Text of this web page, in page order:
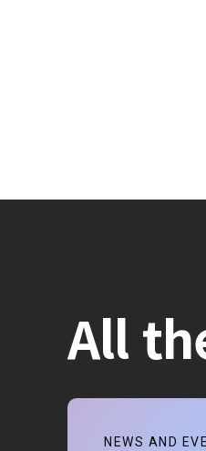
All
NEWS AND